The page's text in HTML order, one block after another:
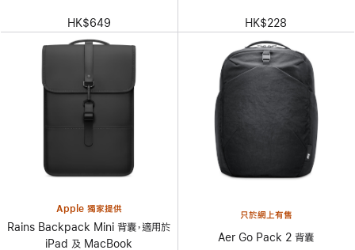
HK$649 HK$228
Apple 獨家提供
Rains Backpack Mini 背囊，適用於
iPad 及 MacBook
只於網上有售
Aer Go Pack 2 背囊